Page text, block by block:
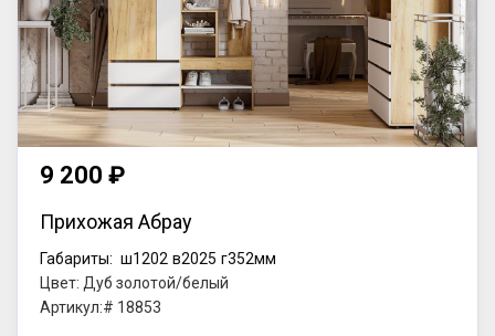
9 200 ₽
Прихожая Абрау
Габариты: ш1202 в2025 г352мм
Цвет: Дуб золотой/белый
Артикул:# 18853